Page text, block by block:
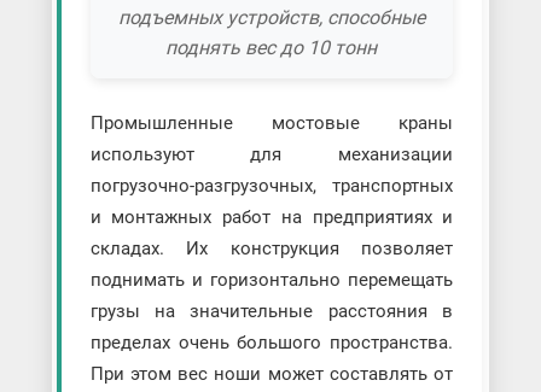
подъемных устройств, способные
поднять вес до 10 тонн
Промышленные мостовые краны
используют для механизации
погрузочно-разгрузочных, транспортных
и монтажных работ на предприятиях и
складах. Их конструкция позволяет
поднимать и горизонтально перемещать
грузы на значительные расстояния в
пределах очень большого пространства.
При этом вес ноши может составлять от